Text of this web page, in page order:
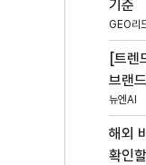
기준
GEO리
[트렌
브랜
뉴엔AI
해외
확인